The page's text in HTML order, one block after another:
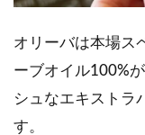
オリーバは本場ス
ーブオイル100%
シュなエキストラ
す。